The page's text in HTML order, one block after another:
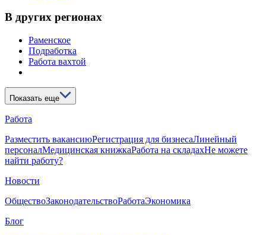
В других регионах
Раменское
Подработка
Работа вахтой
Показать еще
Работа
Разместить вакансиюРегистрация для бизнесаЛинейный
персоналМедицинская книжкаРабота на складахНе можете
найти работу?
Новости
ОбществоЗаконодательствоРаботаЭкономика
Блог